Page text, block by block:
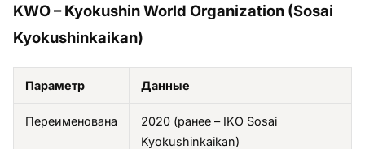
KWO – Kyokushin World Organization (Sosai
Kyokushinkaikan)
Параметр Данные
Переименована
2020 (ранее – IKO Sosai
Kyokushinkaikan)